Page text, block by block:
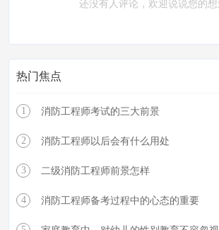
还没有人评论，欢迎说说您的想
热门焦点
1 消防工程师考试的三大前景
2 消防工程师以后会有什么用处
3 二级消防工程师前景怎样
4 消防工程师备考过程中的心态的重要